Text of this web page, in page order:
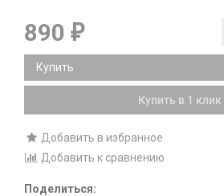
890 ₽
Купить
Купить в 1 клик
Добавить в избранное
Добавить к сравнению
Поделиться: